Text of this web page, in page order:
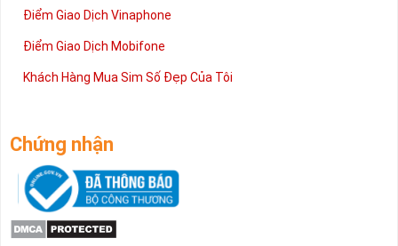
Điểm Giao Dịch Vinaphone
Điểm Giao Dịch Mobifone
Khách Hàng Mua Sim Số Đẹp Của Tôi
Chứng nhận